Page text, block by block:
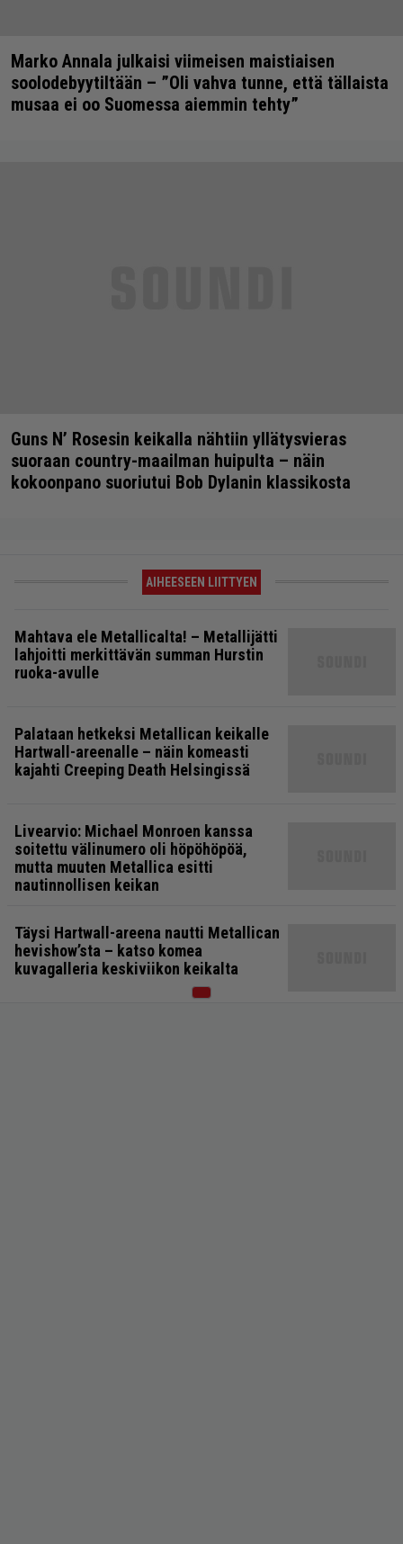
Marko Annala julkaisi viimeisen maistiaisen
soolodebyytiltään – ”Oli vahva tunne, että tällaista
musaa ei oo Suomessa aiemmin tehty”
Guns N’ Rosesin keikalla nähtiin yllätysvieras
suoraan country-maailman huipulta – näin
kokoonpano suoriutui Bob Dylanin klassikosta
AIHEESEEN LIITTYEN
Mahtava ele Metallicalta! – Metallijätti
lahjoitti merkittävän summan Hurstin
ruoka-avulle
Palataan hetkeksi Metallican keikalle
Hartwall-areenalle – näin komeasti
kajahti Creeping Death Helsingissä
Livearvio: Michael Monroen kanssa
soitettu välinumero oli höpöhöpöä,
mutta muuten Metallica esitti
nautinnollisen keikan
Täysi Hartwall-areena nautti Metallican
hevishow’sta – katso komea
kuvagalleria keskiviikon keikalta